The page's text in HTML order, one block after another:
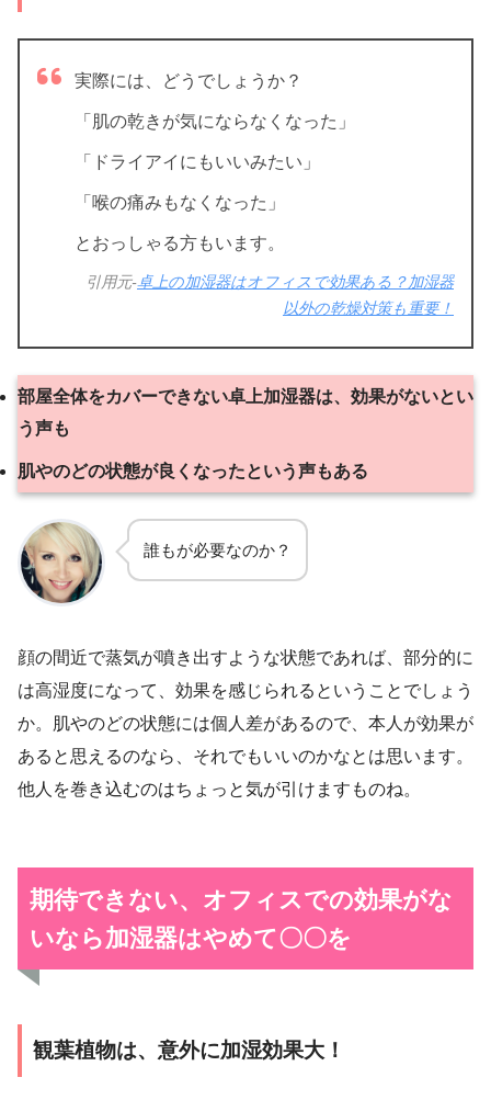
実際には、どうでしょうか？
「肌の乾きが気にならなくなった」
「ドライアイにもいいみたい」
「喉の痛みもなくなった」
とおっしゃる方もいます。
引用元-卓上の加湿器はオフィスで効果ある？加湿器
以外の乾燥対策も重要！
部屋全体をカバーできない卓上加湿器は、効果がないとい
う声も
肌やのどの状態が良くなったという声もある
誰もが必要なのか？
顔の間近で蒸気が噴き出すような状態であれば、部分的に
は高湿度になって、効果を感じられるということでしょう
か。肌やのどの状態には個人差があるので、本人が効果が
あると思えるのなら、それでもいいのかなとは思います。
他人を巻き込むのはちょっと気が引けますものね。
期待できない、オフィスでの効果がな
いなら加湿器はやめて〇〇を
観葉植物は、意外に加湿効果大！